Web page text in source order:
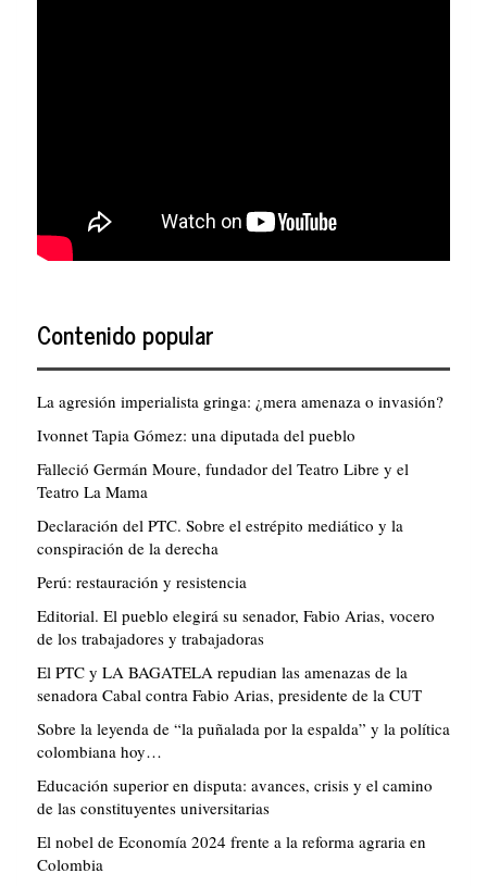
Contenido popular
La agresión imperialista gringa: ¿mera amenaza o invasión?
Ivonnet Tapia Gómez: una diputada del pueblo
Falleció Germán Moure, fundador del Teatro Libre y el
Teatro La Mama
Declaración del PTC. Sobre el estrépito mediático y la
conspiración de la derecha
Perú: restauración y resistencia
Editorial. El pueblo elegirá su senador, Fabio Arias, vocero
de los trabajadores y trabajadoras
El PTC y LA BAGATELA repudian las amenazas de la
senadora Cabal contra Fabio Arias, presidente de la CUT
Sobre la leyenda de “la puñalada por la espalda” y la política
colombiana hoy…
Educación superior en disputa: avances, crisis y el camino
de las constituyentes universitarias
El nobel de Economía 2024 frente a la reforma agraria en
Colombia